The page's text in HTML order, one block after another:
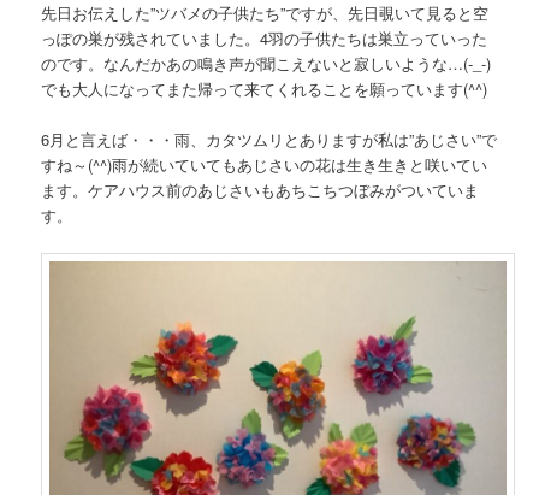
先日お伝えした”ツバメの子供たち”ですが、先日覗いて見ると空
っぽの巣が残されていました。4羽の子供たちは巣立っていった
のです。なんだかあの鳴き声が聞こえないと寂しいような…(-_-)
でも大人になってまた帰って来てくれることを願っています(^^)
6月と言えば・・・雨、カタツムリとありますが私は”あじさい”で
すね～(^^)雨が続いていてもあじさいの花は生き生きと咲いてい
ます。ケアハウス前のあじさいもあちこちつぼみがついていま
す。